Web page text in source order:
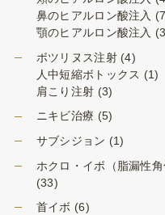
鼻のヒアルロン酸注入
顎のヒアルロン酸注入
ボツリヌス注射(4)
人中短縮ボトックス (1)
肩こり注射 (3)
ニキビ治療 (5)
サブシジョン (1)
ホクロ・イボ（脂漏性
(33)
首イボ (6)